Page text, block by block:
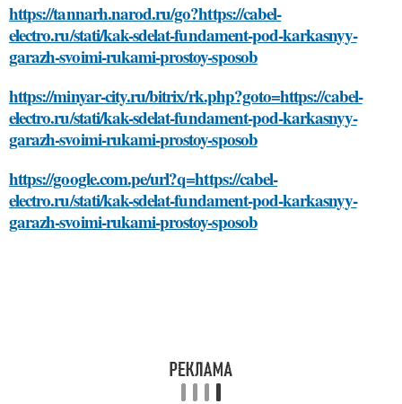
https://tannarh.narod.ru/go?https://cabel-
electro.ru/stati/kak-sdelat-fundament-pod-karkasnyy-
garazh-svoimi-rukami-prostoy-sposob
https://minyar-city.ru/bitrix/rk.php?goto=https://cabel-
electro.ru/stati/kak-sdelat-fundament-pod-karkasnyy-
garazh-svoimi-rukami-prostoy-sposob
https://google.com.pe/url?q=https://cabel-
electro.ru/stati/kak-sdelat-fundament-pod-karkasnyy-
garazh-svoimi-rukami-prostoy-sposob